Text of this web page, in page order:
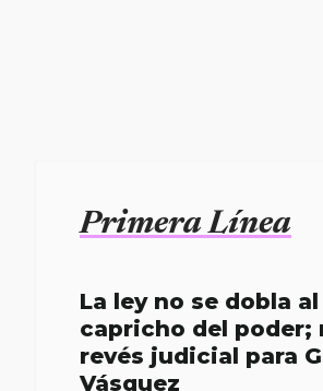
Primera Línea
La ley no se dobla al
capricho del poder;
revés judicial para
Vásquez